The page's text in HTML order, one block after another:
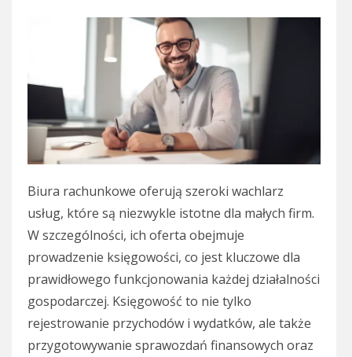
Biura rachunkowe oferują szeroki wachlarz
usług, które są niezwykle istotne dla małych firm.
W szczególności, ich oferta obejmuje
prowadzenie księgowości, co jest kluczowe dla
prawidłowego funkcjonowania każdej działalności
gospodarczej. Księgowość to nie tylko
rejestrowanie przychodów i wydatków, ale także
przygotowywanie sprawozdań finansowych oraz